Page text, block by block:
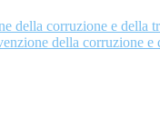
della corruzione e della
della corruzione e